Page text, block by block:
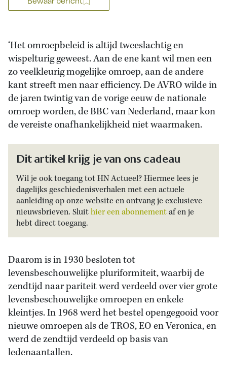
‘Het omroepbeleid is altijd tweeslachtig en
wispelturig geweest. Aan de ene kant wil men een
zo veelkleurig mogelijke omroep, aan de andere
kant streeft men naar efficiency. De AVRO wilde in
de jaren twintig van de vorige eeuw de nationale
omroep worden, de BBC van Nederland, maar kon
de vereiste onafhankelijkheid niet waarmaken.
Dit artikel krijg je van ons cadeau
Wil je ook toegang tot HN Actueel? Hiermee lees je
dagelijks geschiedenisverhalen met een actuele
aanleiding op onze website en ontvang je exclusieve
nieuwsbrieven. Sluithier een abonnementaf en je
hebt direct toegang.
Daarom is in 1930 besloten tot
levensbeschouwelijke pluriformiteit, waarbij de
zendtijd naar pariteit werd verdeeld over vier grote
levensbeschouwelijke omroepen en enkele
kleintjes. In 1968 werd het bestel opengegooid voor
nieuwe omroepen als de TROS, EO en Veronica, en
werd de zendtijd verdeeld op basis van
ledenaantallen.